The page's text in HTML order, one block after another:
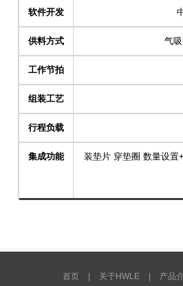
软件开发
供料方式 气
工作节拍
组装工艺
行程负载
集成功能 装垫片 穿垫圈 数量设置
首页 | 关于HWLE | 产品